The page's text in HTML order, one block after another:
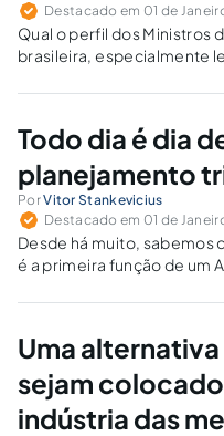
Destacado em 01 de
Qual o perfil dos Ministros
brasileira, especialmente
adotadas em torno da
Todo dia é dia
planejamento
PorVitor Stankevicius
Destacado em 01 de
Desde há muito, sabemos
é a primeira função de um
desempenhadas por este
negócios empresariais.
Planejamento: determinar…
Uma
sejam
indústria das